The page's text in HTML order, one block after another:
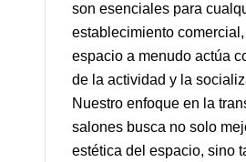
son esenciales para
establecimiento
espacio a menudo actúa
de la actividad y la
Nuestro enfoque en la
salones busca no solo
estética del espacio, sino